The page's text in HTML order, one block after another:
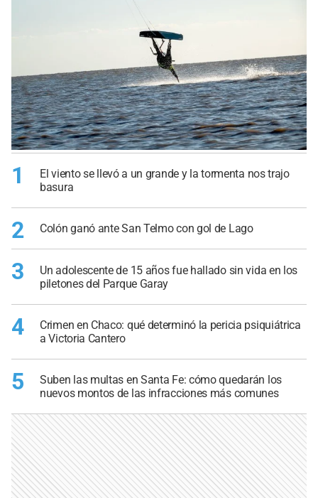
1
El viento se llevó a un grande y la tormenta nos trajo
basura
2 Colón ganó ante San Telmo con gol de Lago
3
Un adolescente de 15 años fue hallado sin vida en los
piletones del Parque Garay
4
Crimen en Chaco: qué determinó la pericia psiquiátrica
a Victoria Cantero
5
Suben las multas en Santa Fe: cómo quedarán los
nuevos montos de las infracciones más comunes